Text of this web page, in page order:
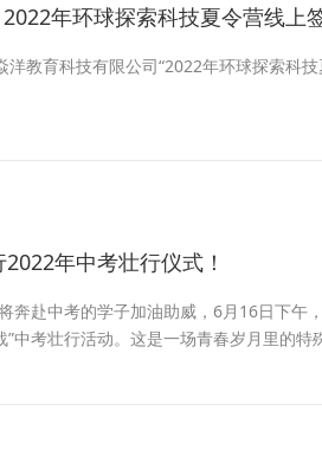
年环球探索科技夏令营线上
教育科技有限公司“2022年环球探索科技
年中考壮行仪式！
奔赴中考的学子加油助威，6月16日下午
中考壮行活动。这是一场青春岁月里的特